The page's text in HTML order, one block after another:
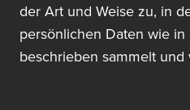
der Art und Weise zu, in
persönlichen Daten wie in
beschrieben sammelt und